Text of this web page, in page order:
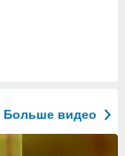
Больше видео